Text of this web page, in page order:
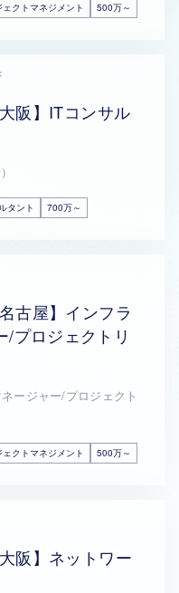
クトマネジメント 500万～
阪】ITコンサル
タント 700万～
古屋】インフラ
/プロジェクトリ
ージャー/プロジェクト
クトマネジメント 500万～
阪】ネットワー